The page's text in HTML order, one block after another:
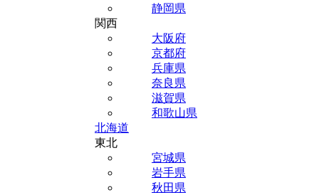
静岡県
関西
大阪府
京都府
兵庫県
奈良県
滋賀県
和歌山県
北海道
東北
宮城県
岩手県
秋田県